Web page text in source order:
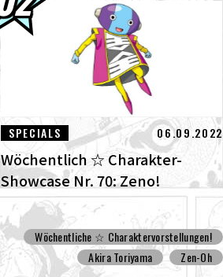
SPECIALS 06.09.2022
Wöchentlich ☆ Charakter-
Showcase Nr. 70: Zeno!
Wöchentliche ☆ Charaktervorstellungen!
Akira Toriyama
Zen-Oh